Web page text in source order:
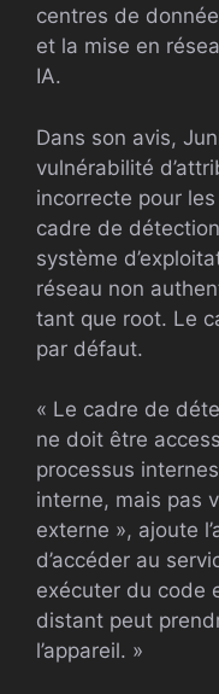
centres de
et la mise en
IA.
Dans son avis,
vulnérabilité
incorrecte pour
cadre de
système
réseau non
tant que root. Le
par défaut.
« Le cadre de
ne doit être
processus
interne, mais pas
externe », ajoute
d’accéder au
exécuter du code
distant peut
l’appareil. »